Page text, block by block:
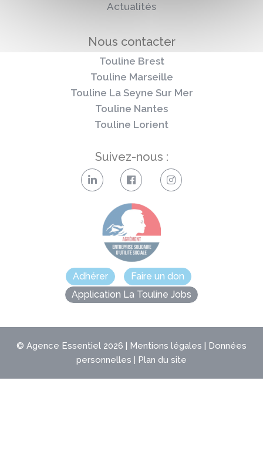
Actualités
Nous contacter
Touline Brest
Touline Marseille
Touline La Seyne Sur Mer
Touline Nantes
Touline Lorient
Suivez-nous :
Adhérer
Faire un don
Application La Touline Jobs
© Agence Essentiel 2026 | Mentions légales | Données
personnelles | Plan du site